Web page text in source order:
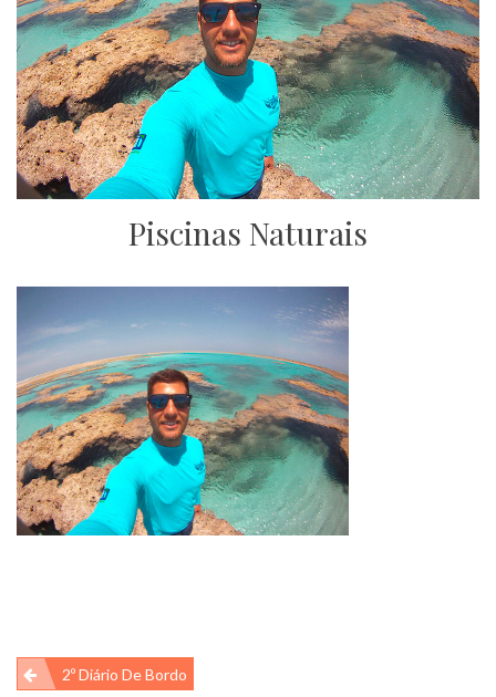
Piscinas Naturais
Navegação
2º Diário De Bordo